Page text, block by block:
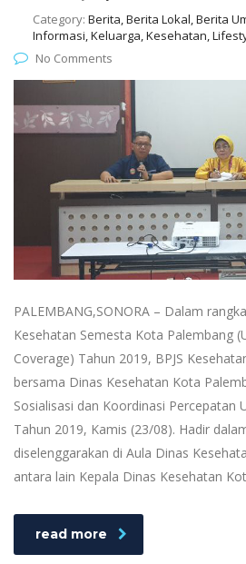
Category: Berita, Berita Lokal, Berita
Informasi, Keluarga, Kesehatan,
No Comments
PALEMBANG,SONORA – Dalam
Kesehatan Semesta Kota Palembang
Coverage) Tahun 2019, BPJS
bersama Dinas Kesehatan Kota
Sosialisasi dan Koordinasi Percepatan
Tahun 2019, Kamis (23/08). Hadir
diselenggarakan di Aula Dinas
antara lain Kepala Dinas Kesehatan
read more